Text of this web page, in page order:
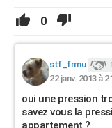
0
stf_frmu
22 janv. 2013 à
oui une pression
savez vous la
appartement ?